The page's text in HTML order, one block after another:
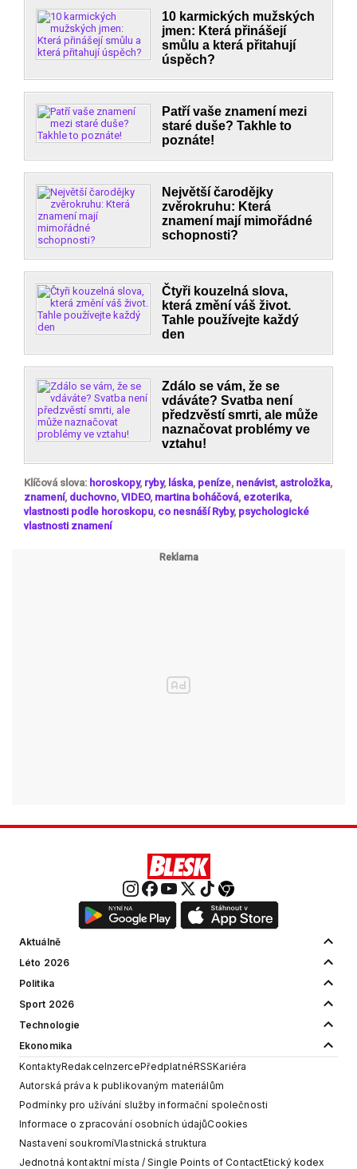
10 karmických mužských
jmen: Která přinášejí
smůlu a která přitahují
úspěch?
Patří vaše znamení mezi
staré duše? Takhle to
poznáte!
Největší čarodějky
zvěrokruhu: Která
znamení mají mimořádné
schopnosti?
Čtyři kouzelná slova,
která změní váš život.
Tahle používejte každý
den
Zdálo se vám, že se
vdáváte? Svatba není
předzvěstí smrti, ale může
naznačovat problémy ve
vztahu!
Klíčová slova: horoskopy, ryby, láska, peníze, nenávist, astroložka,
znamení, duchovno, VIDEO, martina boháčová, ezoterika,
vlastnosti podle horoskopu, co nesnáší Ryby, psychologické
vlastnosti znamení
Aktuálně
Léto 2026
Politika
Sport 2026
Technologie
Ekonomika
KontaktyRedakceInzercePředplatnéRSSKariéra
Autorská práva k publikovaným materiálům
Podmínky pro užívání služby informační společnosti
Informace o zpracování osobních údajůCookies
Nastavení soukromíVlastnická struktura
Jednotná kontaktní místa / Single Points of ContactEtický kodex